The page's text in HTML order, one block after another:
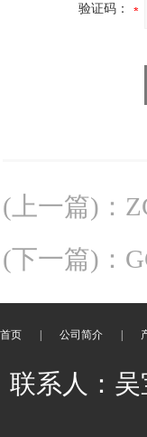
验证码：
(上一篇) ：
(下一篇) ：
首页 公司简介
联系人：